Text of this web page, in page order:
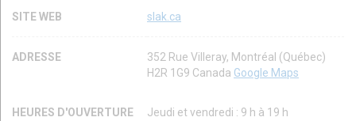
SITE WEB slak.ca
ADRESSE
352 Rue Villeray, Montréal (Québec)
H2R 1G9 Canada Google Maps
HEURES D'OUVERTURE
Jeudi et vendredi : 9 h à 19 h